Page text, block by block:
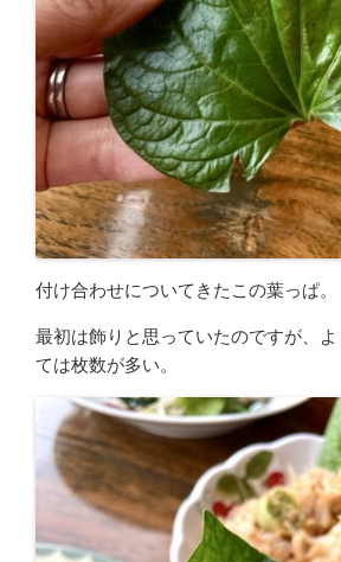
付け合わせについてきたこの葉っぱ。
最初は飾りと思っていたのですが、
ては枚数が多い。